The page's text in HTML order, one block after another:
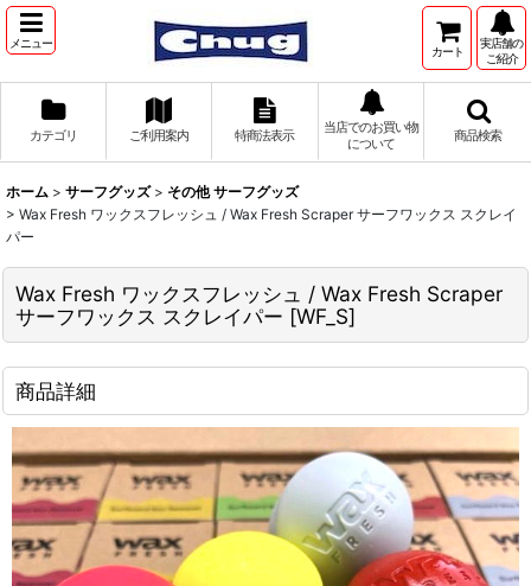
メニュー
カート
実店舗の
ご紹介
カテゴリ ご利用案内 特商法表示
当店でのお買い物
について
商品検索
ホーム > サーフグッズ > その他 サーフグッズ
> Wax Fresh ワックスフレッシュ / Wax Fresh Scraper サーフワックス スクレイ
パー
Wax Fresh ワックスフレッシュ / Wax Fresh Scraper
サーフワックス スクレイパー [WF_S]
商品詳細